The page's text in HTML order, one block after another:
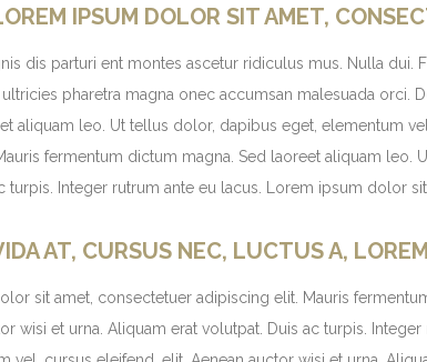
IPSUM DOLOR SIT AMET,
dis parturi ent montes ascetur ridiculus mus. Nulla
pharetra magna onec accumsan malesuada
aliquam leo. Ut tellus dolor, dapibus eget, elementum
fermentum dictum magna. Sed laoreet aliquam
turpis. Integer rutrum ante eu lacus. Lorem ipsum dolor
AT, CURSUS NEC, LUCTUS A,
sit amet, consectetuer adipiscing elit. Mauris
wisi et urna. Aliquam erat volutpat. Duis ac turpis.